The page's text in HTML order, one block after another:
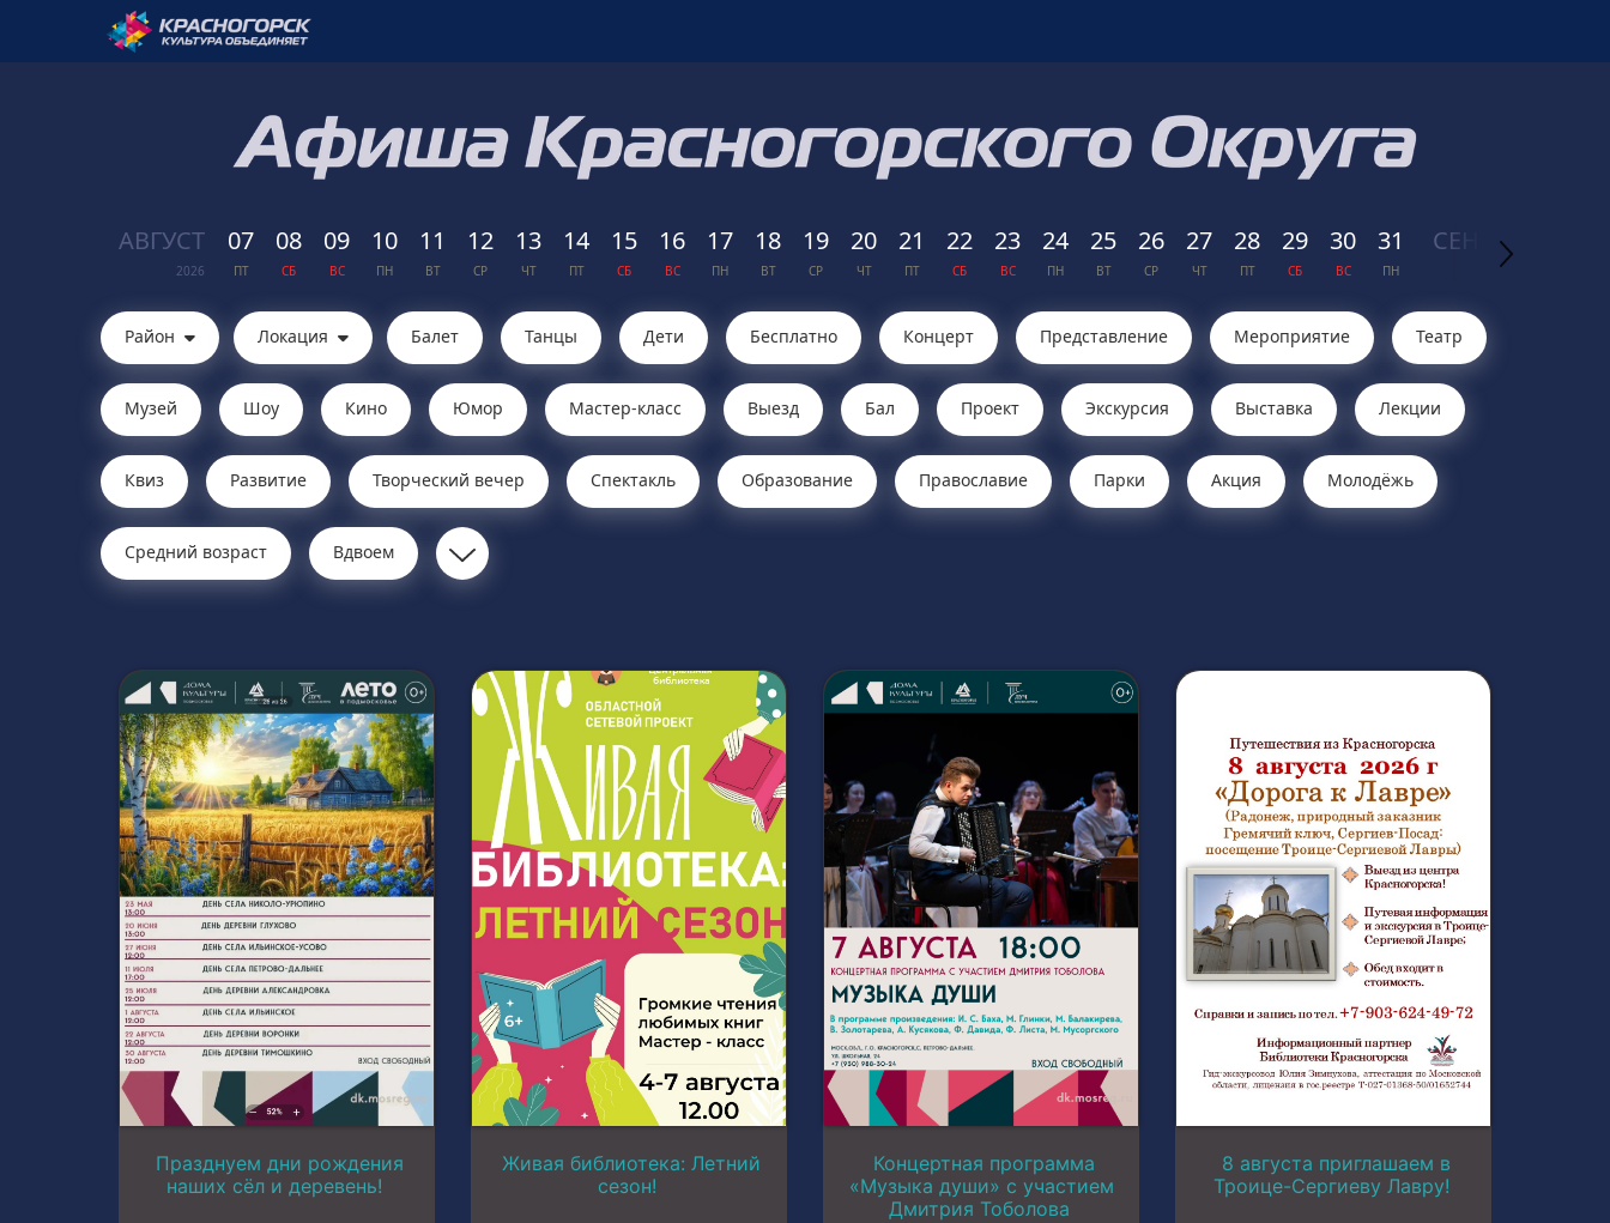
АВГУСТ
2026
07
ПТ
08
СБ
09
ВС
10
ПН
11
ВТ
12
СР
13
ЧТ
14
ПТ
15
СБ
16
ВС
17
ПН
18
ВТ
19
СР
20
ЧТ
21
ПТ
22
СБ
23
ВС
24
ПН
25
ВТ
26
СР
27
ЧТ
28
ПТ
29
СБ
30
ВС
31
ПН
СЕН ТЯБРЬ
Район Локация Балет Танцы Дети Бесплатно Концерт Представление Мероприятие Театр
Музей Шоу Кино Юмор Мастер-класс Выезд Бал Проект Экскурсия Выставка Лекции
Квиз Развитие Творческий вечер Cпектакль Образование Православие Парки Акция Молодёжь
Средний возраст Вдвоем
Празднуем дни рождения
наших сёл и деревень!
Живая библиотека: Летний
сезон!
Концертная программа
«Музыка души» с участием
Дмитрия Тоболова
8 августа приглашаем в
Троице-Сергиеву Лавру!